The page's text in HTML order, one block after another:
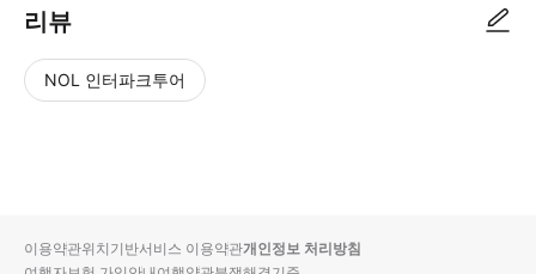
리뷰
NOL 인터파크투어
입니
순
상
이용약관위치기반서비스 이용약관개인정보 처리방침